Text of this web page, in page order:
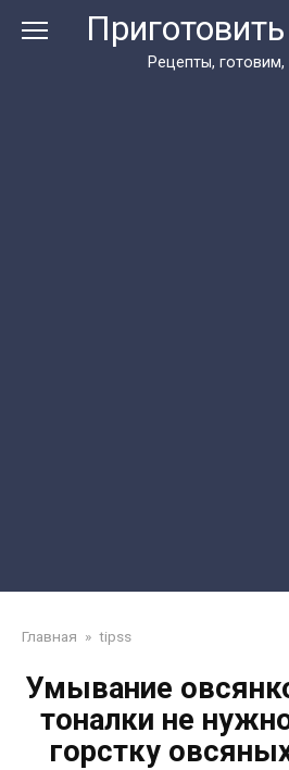
Рецепты, готовим,
Главная » tipss
Умывание
тоналки не
горстку